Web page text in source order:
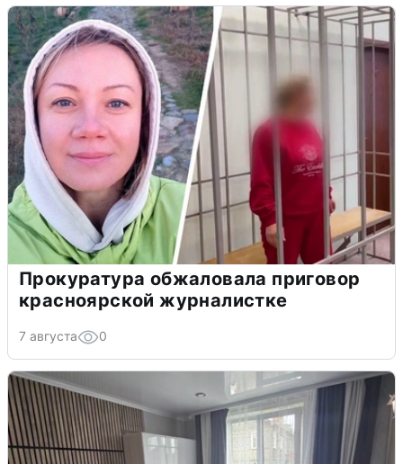
Прокуратура обжаловала приговор
красноярской журналистке
7 августа 0